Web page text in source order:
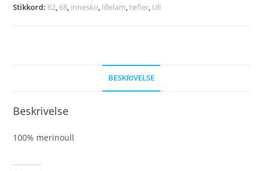
Stikkord: 62, 68, innesko, lillelam,tøfler, Ull
BESKRIVELSE
Beskrivelse
100% merinoull